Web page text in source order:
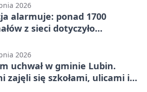
2026
alarmuje: ponad 1700
z sieci dotyczyło
2026
uchwał w gminie Lubin.
zajęli się szkołami, ulicami i